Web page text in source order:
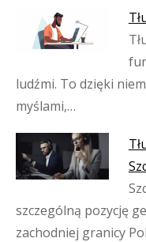
ludźmi. To dzięki
myślami,…
szczególną pozycję
zachodniej granicy